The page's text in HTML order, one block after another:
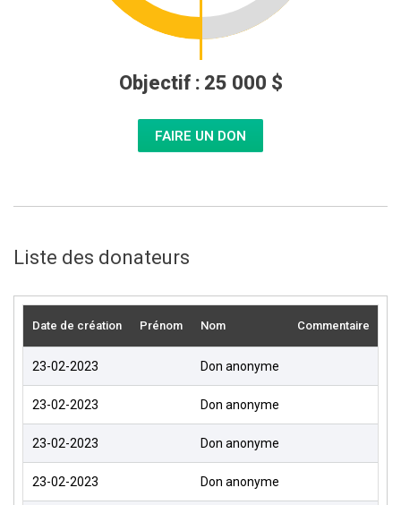
Objectif : 25 000 $
FAIRE UN DON
Liste des donateurs
Date de création Prénom Nom Commentaire
23-02-2023 Don anonyme
23-02-2023 Don anonyme
23-02-2023 Don anonyme
23-02-2023 Don anonyme